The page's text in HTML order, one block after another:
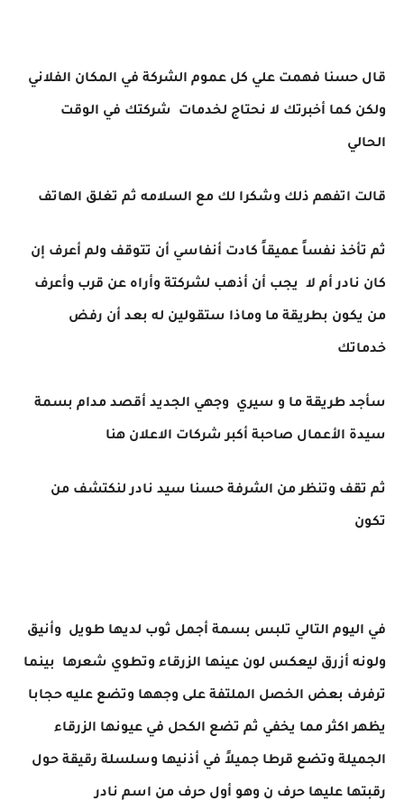
قال حسنا فهمت علي كل عموم الشركة في المكان الفلاني
ولكن كما أخبرتك لا نحتاج لخدمات شركتك في الوقت
الحالي
قالت اتفهم ذلك وشكرا لك مع السلامه ثم تغلق الهاتف
ثم تأخذ نفساً عميقاً كادت أنفاسي أن تتوقف ولم أعرف إن
كان نادر أم لا يجب أن أذهب لشركتة وأراه عن قرب وأعرف
من يكون بطريقة ما وماذا ستقولين له بعد أن رفض
خدماتك
سأجد طريقة ما و سيري وجهي الجديد أقصد مدام بسمة
سيدة الأعمال صاحبة أكبر شركات الاعلان هنا
ثم تقف وتنظر من الشرفة حسنا سيد نادر لنكتشف من
تكون
في اليوم التالي تلبس بسمة أجمل ثوب لديها طويل وأنيق
ولونه أزرق ليعكس لون عينها الزرقاء وتطوي شعرها بينما
ترفرف بعض الخصل الملتفة على وجهها وتضع عليه حجابا
يظهر اكثر مما يخفي ثم تضع الكحل في عيونها الزرقاء
الجميلة وتضع قرطا جميلاً في أذنيها وسلسلة رقيقة حول
رقبتها عليها حرف ن وهو أول حرف من اسم نادر